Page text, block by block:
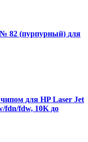
82 (пурпурный) для
для HP Laser Jet
fdn/fdw, 10K до